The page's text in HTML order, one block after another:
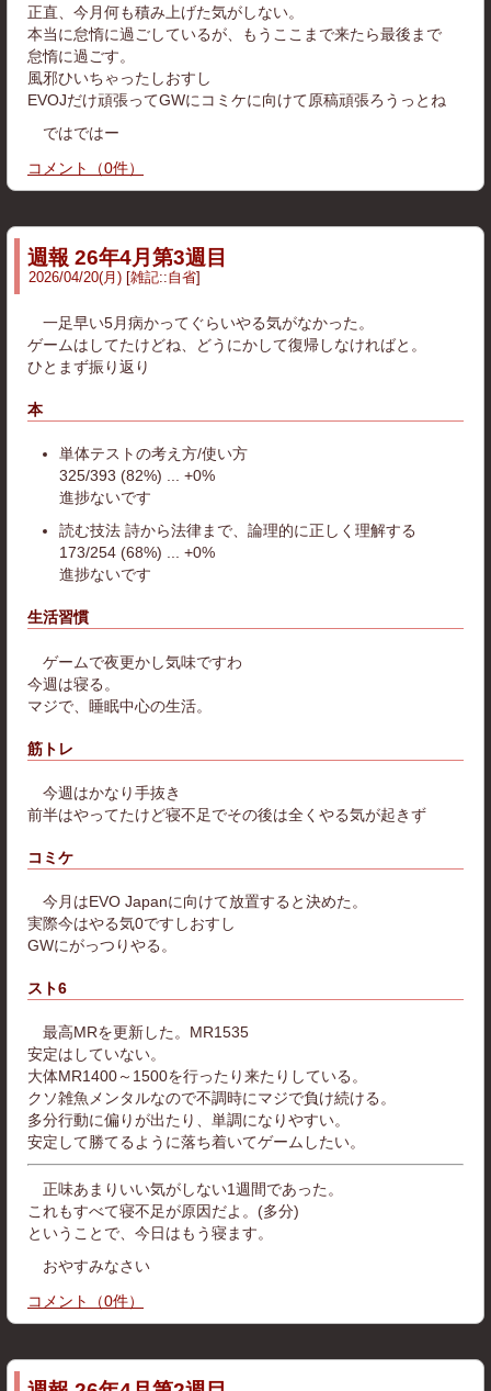
正直、今月何も積み上げた気がしない。
本当に怠惰に過ごしているが、もうここまで来たら最後まで
怠惰に過ごす。
風邪ひいちゃったしおすし
EVOJだけ頑張ってGWにコミケに向けて原稿頑張ろうっとね
ではではー
コメント
（0件）
週報 26年4月第3週目
2026/04/20(月) 雑記::自省
一足早い5月病かってぐらいやる気がなかった。
ゲームはしてたけどね、どうにかして復帰しなければと。
ひとまず振り返り
本
単体テストの考え方/使い方
325/393 (82%) ... +0%
進捗ないです
読む技法 詩から法律まで、論理的に正しく理解する
173/254 (68%) ... +0%
進捗ないです
生活習慣
ゲームで夜更かし気味ですわ
今週は寝る。
マジで、睡眠中心の生活。
筋トレ
今週はかなり手抜き
前半はやってたけど寝不足でその後は全くやる気が起きず
コミケ
今月はEVO Japanに向けて放置すると決めた。
実際今はやる気0ですしおすし
GWにがっつりやる。
スト6
最高MRを更新した。MR1535
安定はしていない。
大体MR1400～1500を行ったり来たりしている。
クソ雑魚メンタルなので不調時にマジで負け続ける。
多分行動に偏りが出たり、単調になりやすい。
安定して勝てるように落ち着いてゲームしたい。
正味あまりいい気がしない1週間であった。
これもすべて寝不足が原因だよ。(多分)
ということで、今日はもう寝ます。
おやすみなさい
コメント
（0件）